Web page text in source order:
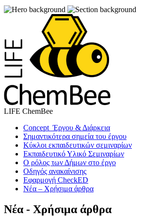
LIFE ChemBee
Concept Έργου & Διάρκεια
Σημαντικότερα σημεία του έργου
Κύκλοι εκπαιδευτικών σεμιναρίων
Εκπαιδευτικό Υλικό Σεμιναρίων
Ο ρόλος των Δήμων στο έργο
Οδηγός ανακαίνισης
Εφαρμογή CheckED
Νέα – Χρήσιμα άρθρα
Νέα - Χρήσιμα άρθρα